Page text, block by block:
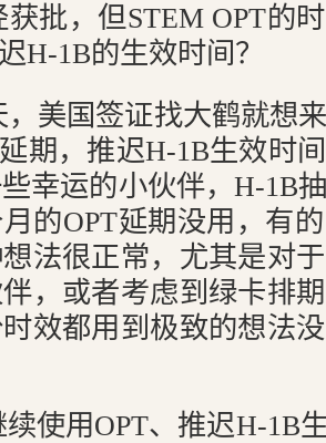
获批，但STEM OPT的
H-1B的生效时间？
，美国签证找大鹤就想
期，推迟H-1B生效时
幸运的小伙伴，H-1B
的OPT延期没用，有
法很正常，尤其是对
，或者考虑到绿卡排
效都用到极致的想法
使用OPT、推迟H-1B